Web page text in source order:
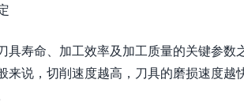
具寿命、加工效率及加工质量的关键参
来说，切削速度越高，刀具的磨损速度